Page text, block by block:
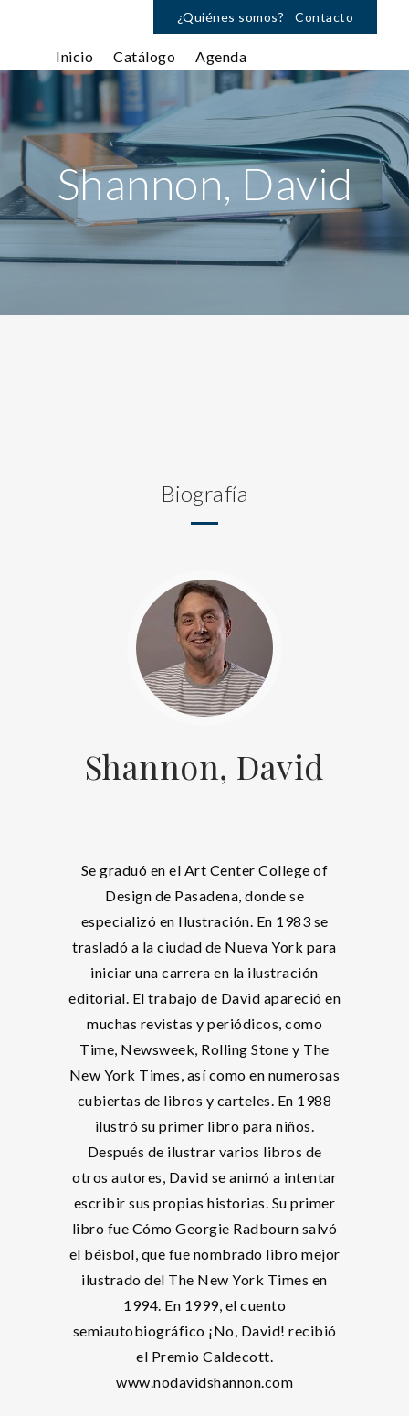
¿Quiénes somos? Contacto
Inicio Catálogo Agenda
Shannon, David
Biografía
Shannon, David
Se graduó en el Art Center College of
Design de Pasadena, donde se
especializó en Ilustración. En 1983 se
trasladó a la ciudad de Nueva York para
iniciar una carrera en la ilustración
editorial. El trabajo de David apareció en
muchas revistas y periódicos, como
Time, Newsweek, Rolling Stone y The
New York Times, así como en numerosas
cubiertas de libros y carteles. En 1988
ilustró su primer libro para niños.
Después de ilustrar varios libros de
otros autores, David se animó a intentar
escribir sus propias historias. Su primer
libro fue Cómo Georgie Radbourn salvó
el béisbol, que fue nombrado libro mejor
ilustrado del The New York Times en
1994. En 1999, el cuento
semiautobiográfico ¡No, David! recibió
el Premio Caldecott.
www.nodavidshannon.com